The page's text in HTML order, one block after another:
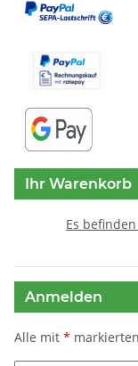
Ihr Warenkorb
Es
Anmelden
Alle mit *